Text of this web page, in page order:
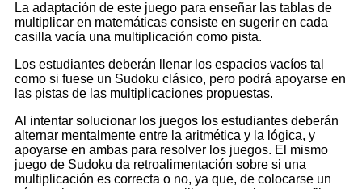
La adaptación de este juego para enseñar las tablas de
multiplicar en matemáticas consiste en sugerir en cada
casilla vacía una multiplicación como pista.
Los estudiantes deberán llenar los espacios vacíos tal
como si fuese un Sudoku clásico, pero podrá apoyarse en
las pistas de las multiplicaciones propuestas.
Al intentar solucionar los juegos los estudiantes deberán
alternar mentalmente entre la aritmética y la lógica, y
apoyarse en ambas para resolver los juegos. El mismo
juego de Sudoku da retroalimentación sobre si una
multiplicación es correcta o no, ya que, de colocarse un